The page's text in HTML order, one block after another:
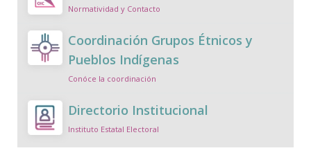
Normatividad y Contacto
Coordinación Grupos Étnicos y
Pueblos Indígenas
Conóce la coordinación
Directorio Institucional
Instituto Estatal Electoral